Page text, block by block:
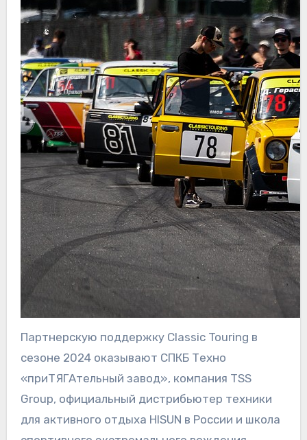
Партнерскую поддержку Classic Touring в
сезоне 2024 оказывают СПКБ Техно
«приТЯГАтельный завод», компания TSS
Group, официальный дистрибьютер техники
для активного отдыха HISUN в России и школа